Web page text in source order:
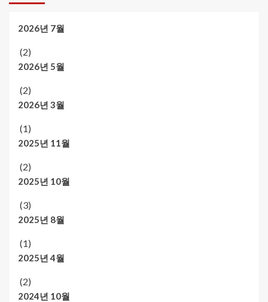
2026년 7월
(2)
2026년 5월
(2)
2026년 3월
(1)
2025년 11월
(2)
2025년 10월
(3)
2025년 8월
(1)
2025년 4월
(2)
2024년 10월